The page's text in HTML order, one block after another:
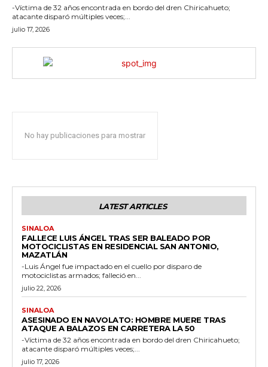
-Víctima de 32 años encontrada en bordo del dren Chiricahueto;
atacante disparó múltiples veces;...
julio 17, 2026
No hay publicaciones para mostrar
LATEST ARTICLES
SINALOA
FALLECE LUIS ÁNGEL TRAS SER BALEADO POR
MOTOCICLISTAS EN RESIDENCIAL SAN ANTONIO,
MAZATLÁN
-Luis Ángel fue impactado en el cuello por disparo de
motociclistas armados; falleció en...
julio 22, 2026
SINALOA
ASESINADO EN NAVOLATO: HOMBRE MUERE TRAS
ATAQUE A BALAZOS EN CARRETERA LA 50
-Víctima de 32 años encontrada en bordo del dren Chiricahueto;
atacante disparó múltiples veces;...
julio 17, 2026